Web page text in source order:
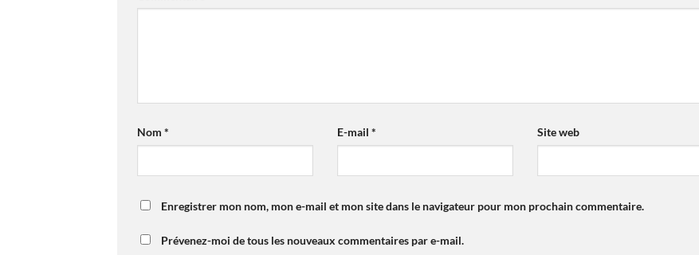
Nom * E-mail * Site web
Enregistrer mon nom, mon e-mail et mon site dans le navigateur pour mon prochain commentaire.
Prévenez-moi de tous les nouveaux commentaires par e-mail.